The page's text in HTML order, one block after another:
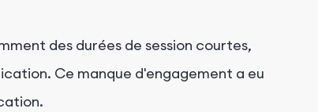
des durées de session courtes,
Ce manque d'engagement a eu